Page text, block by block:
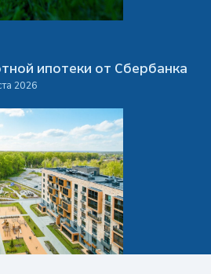
ипотеки от Сбербанка
2026